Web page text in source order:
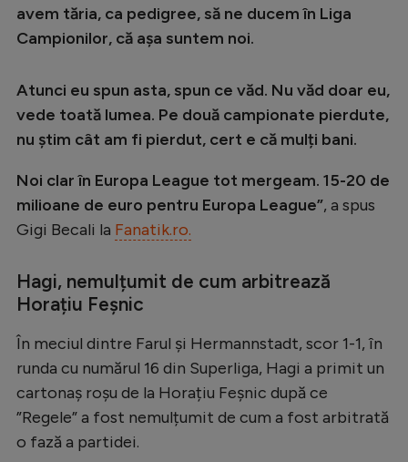
Creează cont
avem tăria, ca pedigree, să ne ducem în Liga
Campionilor, că așa suntem noi.
Atunci eu spun asta, spun ce văd. Nu văd doar eu,
vede toată lumea. Pe două campionate pierdute,
nu știm cât am fi pierdut, cert e că mulți bani.
Noi clar în Europa League tot mergeam. 15-20 de
milioane de euro pentru Europa League”, a spus
Gigi Becali la Fanatik.ro.
Hagi, nemulțumit de cum arbitrează
Horațiu Feșnic
În meciul dintre Farul și Hermannstadt, scor 1-1, în
runda cu numărul 16 din Superliga, Hagi a primit un
cartonaș roșu de la Horațiu Feșnic după ce
”Regele” a fost nemulțumit de cum a fost arbitrată
o fază a partidei.